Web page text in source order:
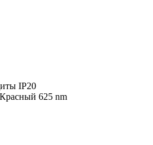
IP20
625 nm